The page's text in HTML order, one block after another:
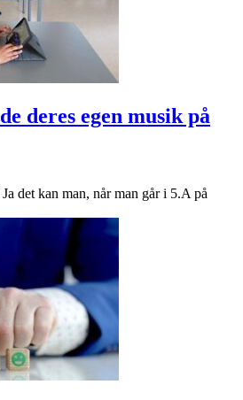
deres egen musik på
det kan man, når man går i 5.A på